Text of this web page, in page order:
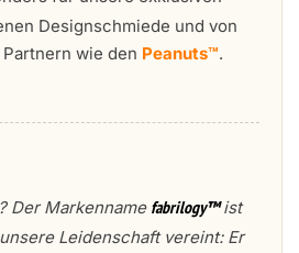
Designschmiede und von
wie den Peanuts™.
Der Markenname fabrilogy™ist
Leidenschaft vereint: Er